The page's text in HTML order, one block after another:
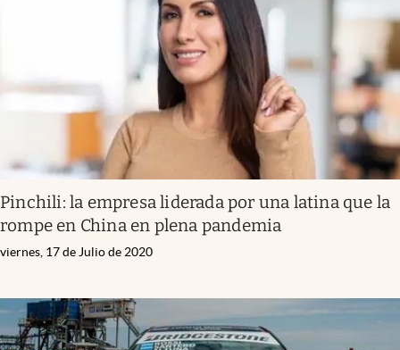
Pinchili: la empresa liderada por una latina que la
rompe en China en plena pandemia
viernes, 17 de Julio de 2020